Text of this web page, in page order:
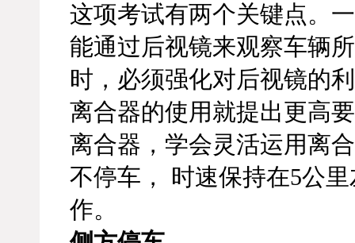
这项考试有两个关键点。
能通过后视镜来观察车辆
时，必须强化对后视镜的
离合器的使用就提出更高
离合器，学会灵活运用离
不停车， 时速保持在5公
作。